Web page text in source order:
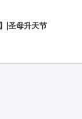
|圣母升天节